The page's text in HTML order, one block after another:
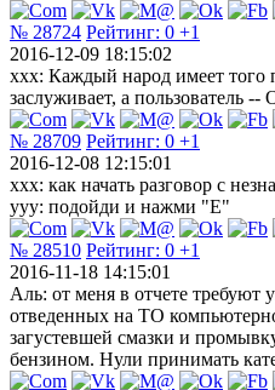
№ 28724 Рейтинг: 0 +1
2016-12-09 18:15:02
xxx: Каждый народ имеет того
заслуживает, а пользователь --
№ 28709 Рейтинг: 0 +1
2016-12-08 12:15:01
xxx: как начать разговор с
yyy: подойди и нажми "Е"
№ 28510 Рейтинг: 0 +1
2016-11-18 14:15:01
Аль: от меня в отчете требуют
отведенных на ТО
загустевшей смазки и
бензином. Нули принимать